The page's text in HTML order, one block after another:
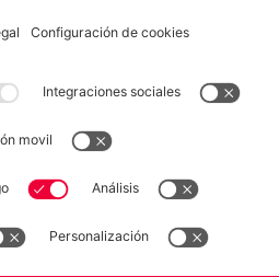
München AG
Condiciones de uso
Accesibilidad
Contacto Ajustes de cookies